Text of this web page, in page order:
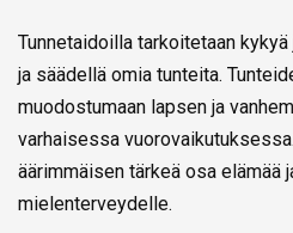
Tunnetaidoilla tarkoitetaan
ja säädellä omia tunteita.
muodostumaan lapsen ja
varhaisessa
äärimmäisen tärkeä osa elämää
mielenterveydelle.